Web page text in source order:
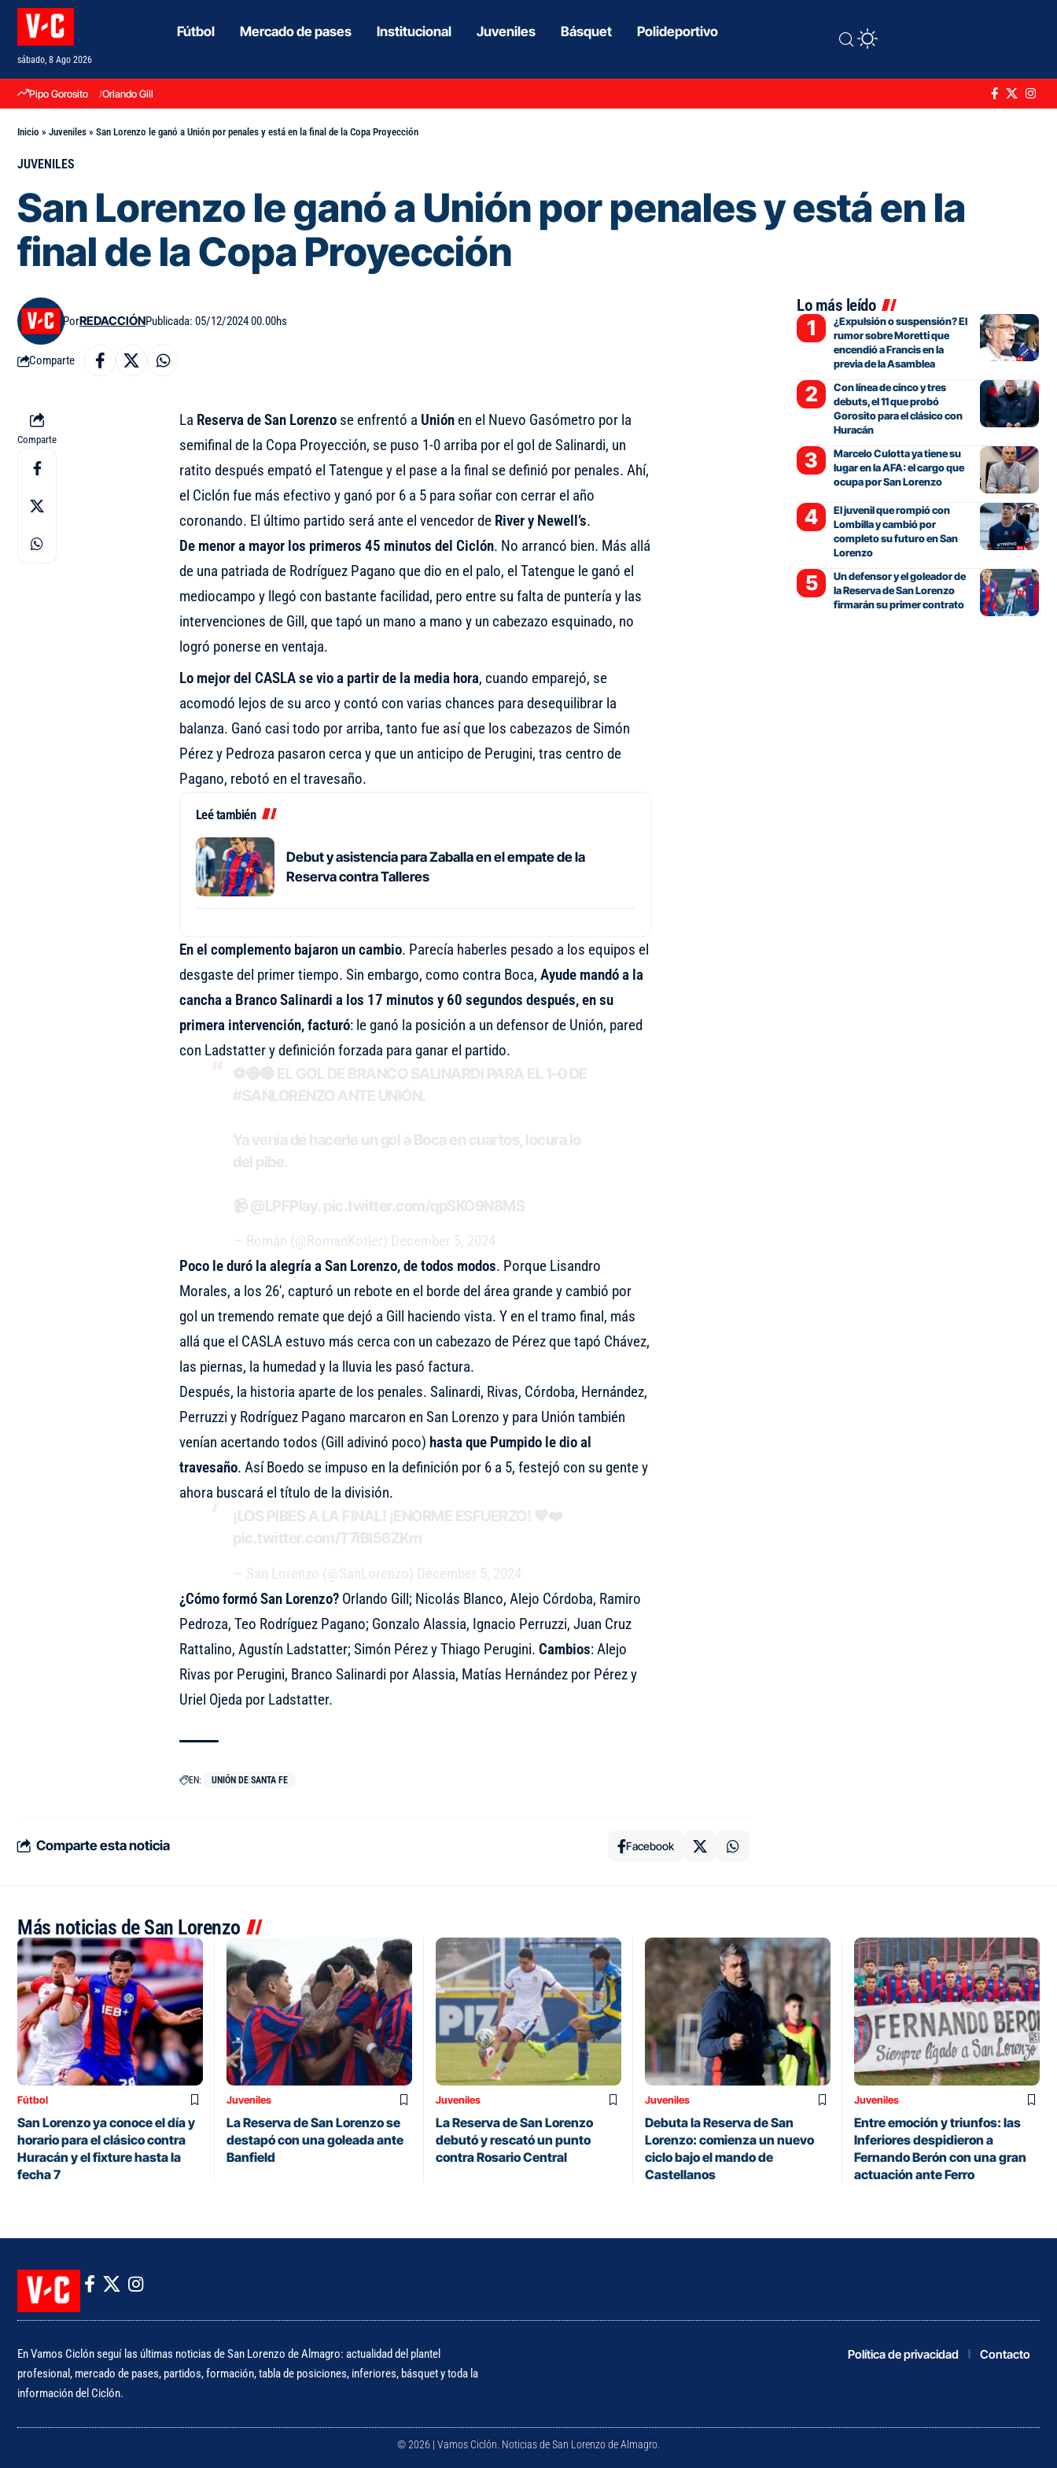
sábado, 8 Ago 2026
Fútbol Mercado de pases Institucional Juveniles Básquet Polideportivo
Pipo Gorosito Orlando Gill
Inicio » Juveniles » San Lorenzo le ganó a Unión por penales y está en la final de la Copa Proyección
JUVENILES
San Lorenzo le ganó a Unión por penales y está en la
final de la Copa Proyección
PorREDACCIÓNPublicada: 05/12/2024 00.00hs
Comparte
Comparte
La Reserva de San Lorenzose enfrentó a Uniónen el Nuevo Gasómetro por la
semifinal de la Copa Proyección, se puso 1-0 arriba por el gol de Salinardi, un
ratito después empató el Tatengue y el pase a la final se definió por penales. Ahí,
el Ciclón fue más efectivo y ganó por 6 a 5 para soñar con cerrar el año
coronando. El último partido será ante el vencedor de River y Newell’s.
De menor a mayor los primeros 45 minutos del Ciclón. No arrancó bien. Más allá
de una patriada de Rodríguez Pagano que dio en el palo, el Tatengue le ganó el
mediocampo y llegó con bastante facilidad, pero entre su falta de puntería y las
intervenciones de Gill, que tapó un mano a mano y un cabezazo esquinado, no
logró ponerse en ventaja.
Lo mejor del CASLA se vio a partir de la media hora, cuando emparejó, se
acomodó lejos de su arco y contó con varias chances para desequilibrar la
balanza. Ganó casi todo por arriba, tanto fue así que los cabezazos de Simón
Pérez y Pedroza pasaron cerca y que un anticipo de Perugini, tras centro de
Pagano, rebotó en el travesaño.
Leé también
Debut y asistencia para Zaballa en el empate de la
Reserva contra Talleres
En el complemento bajaron un cambio. Parecía haberles pesado a los equipos el
desgaste del primer tiempo. Sin embargo, como contra Boca, Ayude mandó a la
cancha a Branco Salinardi a los 17 minutos y 60 segundos después, en su
primera intervención, facturó: le ganó la posición a un defensor de Unión, pared
con Ladstatter y definición forzada para ganar el partido.
⚽️🔵🔴 EL GOL DE BRANCO SALINARDI PARA EL 1-0 DE
#SANLORENZO ANTE UNIÓN.
Ya venía de hacerle un gol a Boca en cuartos, locura lo
del pibe.
📹 @LPFPlay. pic.twitter.com/qpSKO9N8MS
— Román (@RomanKotler) December 5, 2024
Poco le duró la alegría a San Lorenzo, de todos modos. Porque Lisandro
Morales, a los 26′, capturó un rebote en el borde del área grande y cambió por
gol un tremendo remate que dejó a Gill haciendo vista. Y en el tramo final, más
allá que el CASLA estuvo más cerca con un cabezazo de Pérez que tapó Chávez,
las piernas, la humedad y la lluvia les pasó factura.
Después, la historia aparte de los penales. Salinardi, Rivas, Córdoba, Hernández,
Perruzzi y Rodríguez Pagano marcaron en San Lorenzo y para Unión también
venían acertando todos (Gill adivinó poco) hasta que Pumpido le dio al
travesaño. Así Boedo se impuso en la definición por 6 a 5, festejó con su gente y
ahora buscará el título de la división.
¡LOS PIBES A LA FINAL! ¡ENORME ESFUERZO! 💙❤️
pic.twitter.com/T7iBI56ZKm
— San Lorenzo (@SanLorenzo) December 5, 2024
¿Cómo formó San Lorenzo?Orlando Gill; Nicolás Blanco, Alejo Córdoba, Ramiro
Pedroza, Teo Rodríguez Pagano; Gonzalo Alassia, Ignacio Perruzzi, Juan Cruz
Rattalino, Agustín Ladstatter; Simón Pérez y Thiago Perugini. Cambios: Alejo
Rivas por Perugini, Branco Salinardi por Alassia, Matías Hernández por Pérez y
Uriel Ojeda por Ladstatter.
EN: UNIÓN DE SANTA FE
Comparte esta noticia Facebook
Lo más leído
¿Expulsión o suspensión? El
rumor sobre Moretti que
encendió a Francis en la
previa de la Asamblea
Con línea de cinco y tres
debuts, el 11 que probó
Gorosito para el clásico con
Huracán
Marcelo Culotta ya tiene su
lugar en la AFA: el cargo que
ocupa por San Lorenzo
El juvenil que rompió con
Lombilla y cambió por
completo su futuro en San
Lorenzo
Un defensor y el goleador de
la Reserva de San Lorenzo
firmarán su primer contrato
Más noticias de San Lorenzo
Fútbol
San Lorenzo ya conoce el día y
horario para el clásico contra
Huracán y el fixture hasta la
fecha 7
Juveniles
La Reserva de San Lorenzo se
destapó con una goleada ante
Banfield
Juveniles
La Reserva de San Lorenzo
debutó y rescató un punto
contra Rosario Central
Juveniles
Debuta la Reserva de San
Lorenzo: comienza un nuevo
ciclo bajo el mando de
Castellanos
Juveniles
Entre emoción y triunfos: las
Inferiores despidieron a
Fernando Berón con una gran
actuación ante Ferro
En Vamos Ciclón seguí las últimas noticias de San Lorenzo de Almagro: actualidad del plantel
profesional, mercado de pases, partidos, formación, tabla de posiciones, inferiores, básquet y toda la
información del Ciclón.
Política de privacidad Contacto
© 2026 | Vamos Ciclón. Noticias de San Lorenzo de Almagro.